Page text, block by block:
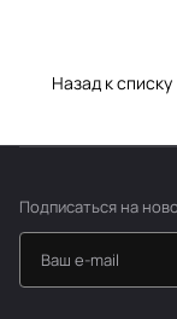
Назад к списку
Подписаться на